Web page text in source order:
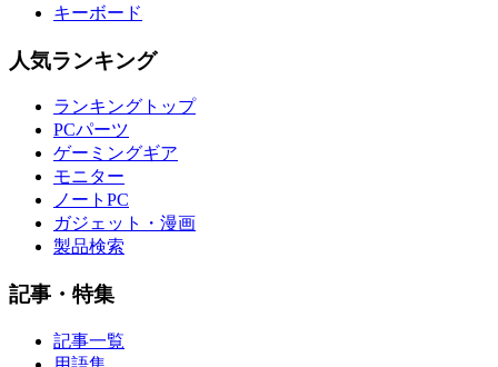
キーボード
人気ランキング
ランキングトップ
PCパーツ
ゲーミングギア
モニター
ノートPC
ガジェット・漫画
製品検索
記事・特集
記事一覧